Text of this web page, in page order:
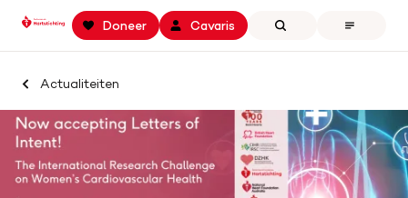
Spring
Spring
navigatie
Keer
de
Doneer Cavaris
Zoeken
the
Zoek binnen professionals.hartstichting.nl
Zoeken
Home
Openstaande calls
Samenwerking en financiering
Actualiteiten